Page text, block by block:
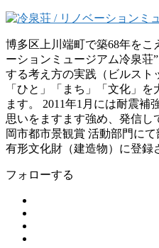
博多区上川端町で築68年をこ
ーションミュージアム冷泉荘
する考え方の実践（ビルスト
「ひと」「まち」「文化」
ます。 2011年1月には耐震補
思いをますます強め、発信し
岡市都市景観賞 活動部門に
有形文化財（建造物）に登録
フォローする